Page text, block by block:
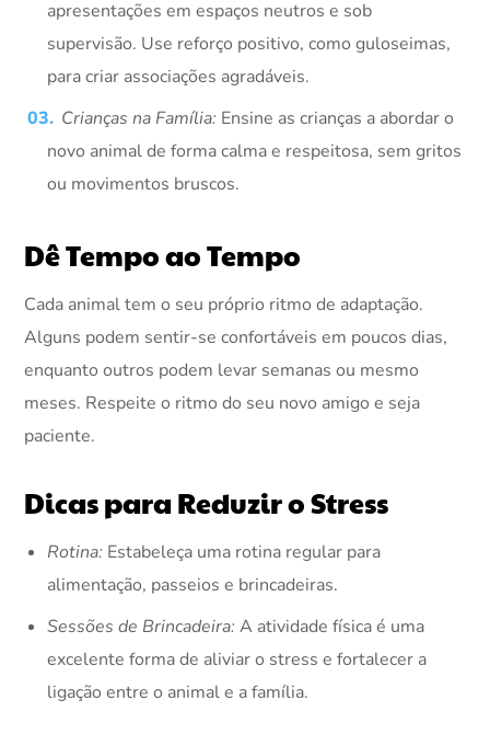
apresentações em espaços neutros e sob
supervisão. Use reforço positivo, como guloseimas,
para criar associações agradáveis.
Crianças na Família: Ensine as crianças a abordar o
novo animal de forma calma e respeitosa, sem gritos
ou movimentos bruscos.
Dê Tempo ao Tempo
Cada animal tem o seu próprio ritmo de adaptação.
Alguns podem sentir-se confortáveis em poucos dias,
enquanto outros podem levar semanas ou mesmo
meses. Respeite o ritmo do seu novo amigo e seja
paciente.
Dicas para Reduzir o Stress
Rotina: Estabeleça uma rotina regular para
alimentação, passeios e brincadeiras.
Sessões de Brincadeira: A atividade física é uma
excelente forma de aliviar o stress e fortalecer a
ligação entre o animal e a família.